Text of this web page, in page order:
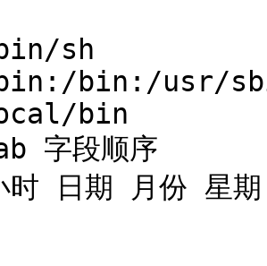
sh
sbin:/bin:/
bin
字段顺序
日期 月份 星